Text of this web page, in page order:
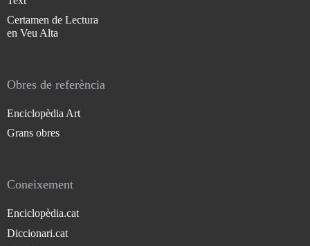
Certamen de Lectura
en Veu Alta
Obres de referència
Enciclopèdia Art
Grans obres
Coneixement
Enciclopèdia.cat
Diccionari.cat